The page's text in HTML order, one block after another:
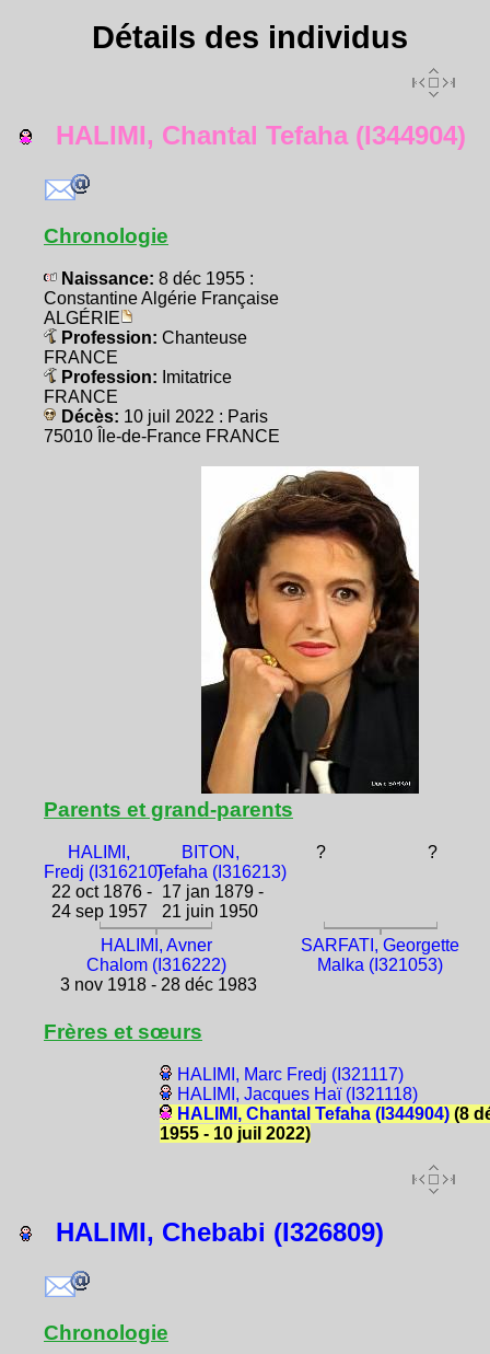
Détails des individus
HALIMI, Chantal Tefaha (I344904)
Chronologie
Naissance: 8 déc 1955 :
Constantine Algérie Française
ALGÉRIE
Profession: Chanteuse
FRANCE
Profession: Imitatrice
FRANCE
Décès: 10 juil 2022 : Paris
75010 Île-de-France FRANCE
Parents et grand-parents
HALIMI,
Fredj (I316210)
22 oct 1876 -
24 sep 1957
BITON,
Tefaha (I316213)
17 jan 1879 -
21 juin 1950
? ?
HALIMI, Avner
Chalom (I316222)
3 nov 1918 - 28 déc 1983
SARFATI, Georgette
Malka (I321053)
Frères et sœurs
HALIMI, Marc Fredj (I321117)
HALIMI, Jacques Haï (I321118)
HALIMI, Chantal Tefaha (I344904)(8
1955 - 10 juil 2022)
HALIMI, Chebabi (I326809)
Chronologie